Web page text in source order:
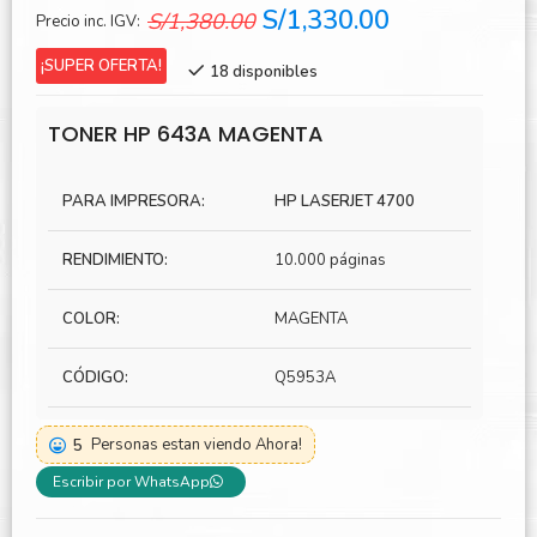
Precio inc. IGV: S/1,380.00 El
original
S/1,380.00.
S/1,330.00
¡SUPER OFERTA! 18 disponibles
TONER HP 643A MAGENTA
PARA IMPRESORA: HP LASERJET 4700
RENDIMIENTO: 10.000 páginas
COLOR: MAGENTA
CÓDIGO: Q5953A
5 Personas estan viendo Ahora!
Escribir por WhatsApp